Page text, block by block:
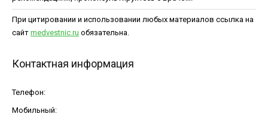
При цитировании и использовании любых материалов ссылка на
сайт medvestnic.ru обязательна.
Контактная информация
Телефон:
Мобильный: